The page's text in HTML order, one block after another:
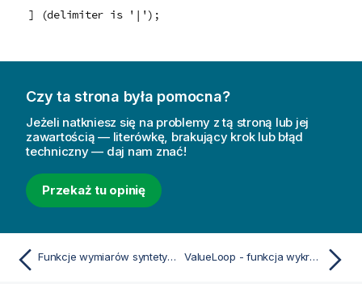
] (delimiter is '|');
Czy ta strona była pomocna?
Jeżeli natkniesz się na problemy z tą stroną lub jej
zawartością — literówkę, brakujący krok lub błąd
techniczny — daj nam znać!
Przekaż tu opinię
Funkcje wymiarów syntetycznych ValueLoop - funkcja wykresu